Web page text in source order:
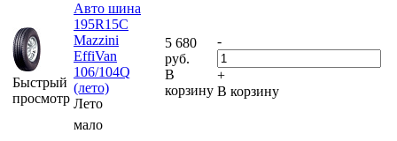
Быстрый
просмотр
Авто шина
195R15C
Mazzini
EffiVan
106/104Q
(лето)
Лето
мало
5 680
руб.
В
корзину
-
+
В корзину